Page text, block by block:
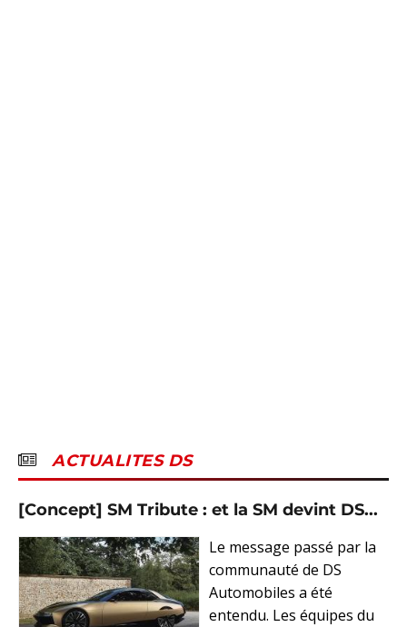
ACTUALITES DS
[Concept] SM Tribute : et la SM devint DS...
Le message passé par la
communauté de DS
Automobiles a été
entendu. Les équipes du